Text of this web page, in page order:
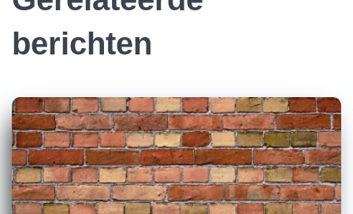
berichten